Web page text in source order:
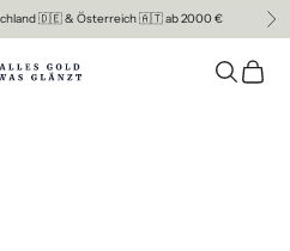
🇩🇪 & Österreich 🇦🇹 ab 2000 € Vor
GOLD WAS GLAENZT Suchen